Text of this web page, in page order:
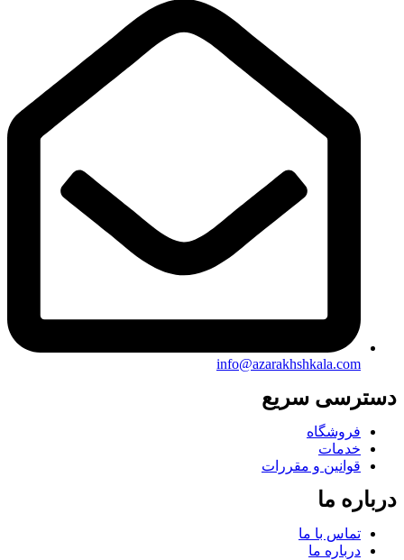
info@azarakhshkala.com
دسترسی سریع
فروشگاه
خدمات
قوانین و مقررات
درباره ما
تماس با ما
درباره ما